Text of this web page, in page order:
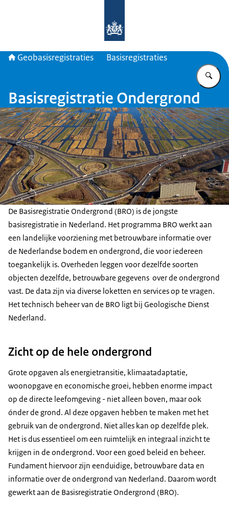
Geobasisregistraties Basisregistraties
Basisregistratie Ondergrond
De Basisregistratie Ondergrond (BRO) is de jongste
basisregistratie in Nederland. Het programma BRO werkt aan
een landelijke voorziening met betrouwbare informatie over
de Nederlandse bodem en ondergrond, die voor iedereen
toegankelijk is. Overheden leggen voor dezelfde soorten
objecten dezelfde, betrouwbare gegevens over de ondergrond
vast. De data zijn via diverse loketten en services op te vragen.
Het technisch beheer van de BRO ligt bij Geologische Dienst
Nederland.
Zicht op de hele ondergrond
Grote opgaven als energietransitie, klimaatadaptatie,
woonopgave en economische groei, hebben enorme impact
op de directe leefomgeving - niet alleen boven, maar ook
ónder de grond. Al deze opgaven hebben te maken met het
gebruik van de ondergrond. Niet alles kan op dezelfde plek.
Het is dus essentieel om een ruimtelijk en integraal inzicht te
krijgen in de ondergrond. Voor een goed beleid en beheer.
Fundament hiervoor zijn eenduidige, betrouwbare data en
informatie over de ondergrond van Nederland. Daarom wordt
gewerkt aan de Basisregistratie Ondergrond (BRO).